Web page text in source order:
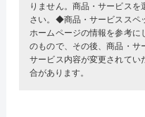
りません。商品・サービス
さい。◆商品・サービススペ
ホームページの情報を参考
のもので、その後、商品・サ
サービス内容が変更されてい
合があります。